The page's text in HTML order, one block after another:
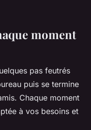
moment
pas feutrés
puis se termine
Chaque moment
à vos besoins et